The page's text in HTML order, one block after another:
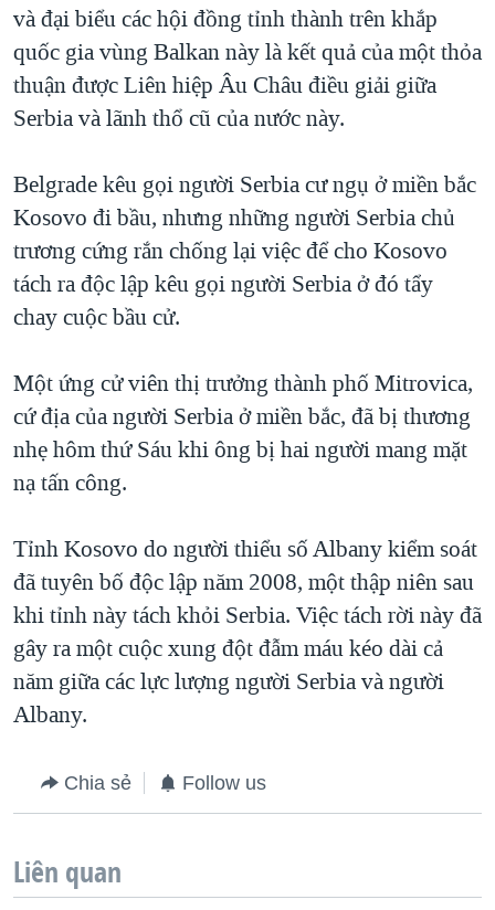
BÊN KIA QUỐC LỘ: TIẾNG VỌNG TỪ NÔNG THÔN MỸ
QUAN HỆ VIỆT MỸ
và đại biểu các hội đồng tỉnh thành trên khắp
quốc gia vùng Balkan này là kết quả của một thỏa
thuận được Liên hiệp Âu Châu điều giải giữa
Serbia và lãnh thổ cũ của nước này.
Belgrade kêu gọi người Serbia cư ngụ ở miền bắc
Kosovo đi bầu, nhưng những người Serbia chủ
trương cứng rắn chống lại việc để cho Kosovo
tách ra độc lập kêu gọi người Serbia ở đó tẩy
chay cuộc bầu cử.
Một ứng cử viên thị trưởng thành phố Mitrovica,
cứ địa của người Serbia ở miền bắc, đã bị thương
nhẹ hôm thứ Sáu khi ông bị hai người mang mặt
nạ tấn công.
Tỉnh Kosovo do người thiểu số Albany kiểm soát
đã tuyên bố độc lập năm 2008, một thập niên sau
khi tỉnh này tách khỏi Serbia. Việc tách rời này đã
gây ra một cuộc xung đột đẫm máu kéo dài cả
năm giữa các lực lượng người Serbia và người
Albany.
Chia sẻ Follow us
Liên quan